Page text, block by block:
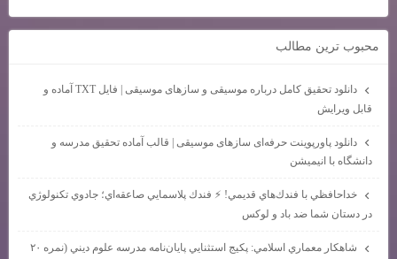
محبوب ترين مطالب
دانلود تحقیق کامل درباره موسیقی و سازهای موسیقی | فایل TXT آماده و
قابل ویرایش
دانلود پاورپوینت حرفه‌ای سازهای موسیقی | قالب آماده تحقیق مدرسه و
دانشگاه با انیمیشن
خداحافظي با فندك‌هاي قديمي! ⚡ فندك پلاسمايي صاعقه‌اي؛ جادوي تكنولوژي
در دستان شما ضد باد و لوكس
شاهكار معماري اسلامي: پكيج استثنايي پايان‌نامه مدرسه علوم ديني (نمره ۲۰